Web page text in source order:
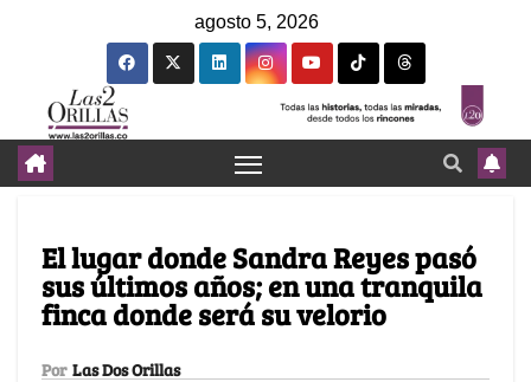
agosto 5, 2026
El lugar donde Sandra Reyes pasó
sus últimos años; en una tranquila
finca donde será su velorio
Por Las Dos Orillas